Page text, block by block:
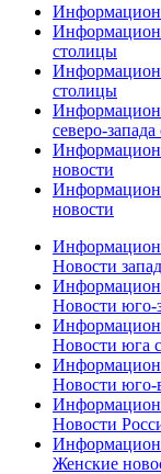
столицы
столицы
северо-
новости
новости
Новости
Новости юго-
Новости юга
Новости юго-
Новости
Женские